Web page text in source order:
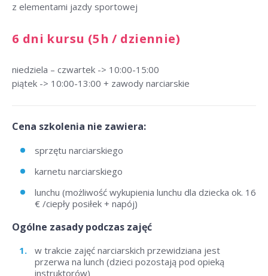
z elementami jazdy sportowej
6 dni kursu (5h / dziennie)
niedziela – czwartek -> 10:00-15:00
piątek -> 10:00-13:00 + zawody narciarskie
Cena szkolenia nie zawiera:
sprzętu narciarskiego
karnetu narciarskiego
lunchu (możliwość wykupienia lunchu dla dziecka ok. 16
€ /ciepły posiłek + napój)
Ogólne zasady podczas zajęć
w trakcie zajęć narciarskich przewidziana jest
przerwa na lunch (dzieci pozostają pod opieką
instruktorów)